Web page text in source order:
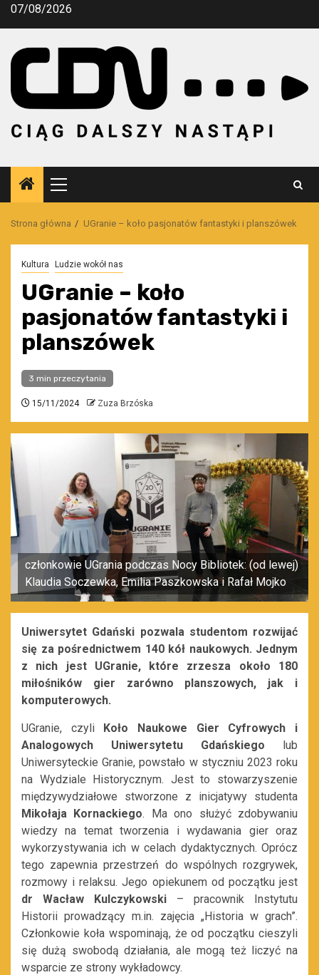
Przejdź
07/08/2026
Menu
główne
Strona główna UGranie – koło pasjonatów fantastyki i planszówek
Kultura Ludzie wokół nas
UGranie – koło
pasjonatów fantastyki i
planszówek
3 min przeczytania
15/11/2024 Zuza Brzóska
członkowie UGrania podczas Nocy Bibliotek: (od lewej)
Klaudia Soczewka, Emilia Paszkowska i Rafał Mojko
Uniwersytet Gdański pozwala studentom rozwijać
się za pośrednictwem 140 kół naukowych. Jednym
z nich jest UGranie, które zrzesza około 180
miłośników gier zarówno planszowych, jak i
komputerowych.
UGranie, czyli Koło Naukowe Gier Cyfrowych i
Analogowych Uniwersytetu Gdańskiego lub
Uniwersyteckie Granie, powstało w styczniu 2023 roku
na Wydziale Historycznym. Jest to stowarzyszenie
międzywydziałowe stworzone z inicjatywy studenta
Mikołaja Kornackiego. Ma ono służyć zdobywaniu
wiedzy na temat tworzenia i wydawania gier oraz
wykorzystywania ich w celach dydaktycznych. Oprócz
tego zapewnia przestrzeń do wspólnych rozgrywek,
rozmowy i relaksu. Jego opiekunem od początku jest
dr Wacław Kulczykowski – pracownik Instytutu
Historii prowadzący m.in. zajęcia „Historia w grach”.
Członkowie koła wspominają, że od początku cieszyli
się dużą swobodą działania, ale mogą też liczyć na
wsparcie ze strony wykładowcy.